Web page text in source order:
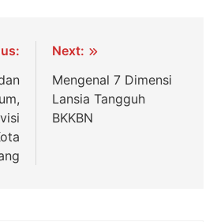
Next:
Mengenal 7 Dimensi
Lansia Tangguh
BKKBN